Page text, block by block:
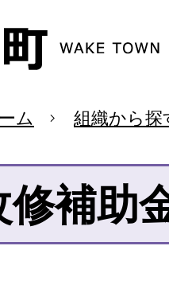
ム 組織から探
修補助